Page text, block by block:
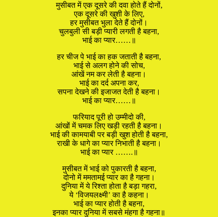
मुसीबत में एक दूसरे की दवा होते हैं दोनों,
एक दूसरे की खुशी के लिए,
हर मुसीबत भुला देते हैं दोनों।
चुलबुली सी बड़ी प्यारी लगती है बहना,
भाई का प्यार……॥
हर चीज पे भाई का हक जताती है बहना,
भाई से अलग होने की सोच,
आंखें नम कर लेती है बहना।
भाई का दर्द अपना कर,
सपना देखने की इजाजत देती है बहना।
भाई का प्यार……॥
फरियाद पूरी हो उम्मीदो की,
आंखों में चमक लिए खड़ी रहती है बहना।
भाई की कामयाबी पर बड़ी खुश होती है बहना,
राखी के धागे का प्यार निभाती है बहना।
भाई का प्यार …….॥
मुसीबत में भाई को पुकारती है बहना,
दोनो में ममतामई प्यार का है गहना।
दुनिया में ये रिश्ता होता है बड़ा गहरा,
ये ‘विजयलक्ष्मी’ का है कहना।
भाई का प्यार होती है बहना,
इनका प्यार दुनिया में सबसे मंहगा है गहना॥